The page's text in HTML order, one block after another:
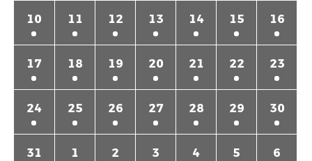
10 11 12 13 14 15 16
17 18 19 20 21 22 23
24 25 26 27 28 29 30
31 1 2 3 4 5 6